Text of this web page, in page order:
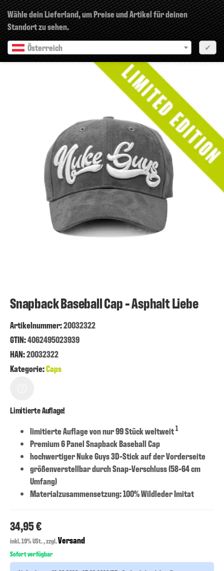
Wähle dein Lieferland, um Preise und Artikel für deinen
Standort zu sehen.
Österreich
✔
Vorherige Nächste
Snapback Baseball Cap - Asphalt Liebe
Artikelnummer:20032322
GTIN:4062495023939
HAN:20032322
Kategorie:Caps
Limitierte Auflage!
limitierte Auflage von nur 99 Stück weltweit1
Premium 6 Panel Snapback Baseball Cap
hochwertiger Nuke Guys 3D-Stick auf der Vorderseite
größenverstellbar durch Snap-Verschluss (58-64 cm
Umfang)
Materialzusammensetzung: 100% Wildleder Imitat
34,95 €
inkl. 19% USt. , zzgl.Versand
Sofort verfügbar